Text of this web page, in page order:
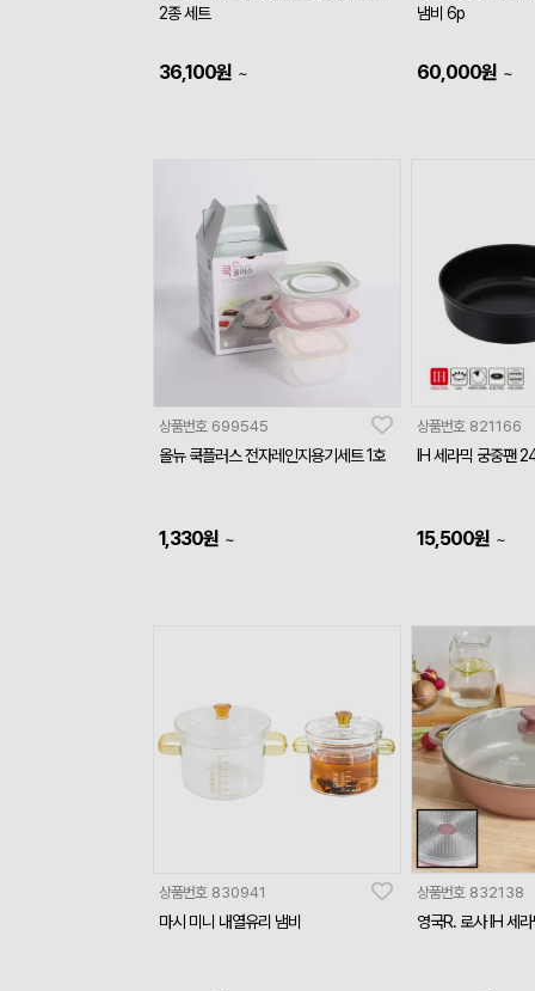
2종 세트
36,100원 ~
냄비 6p
60,000원 ~
상품번호 699545
올뉴 쿡플러스 전자레인지용기세트 1호
1,330원 ~
상품번호 821166
IH 세라믹 궁중팬
15,500원 ~
상품번호 830941
마시 미니 내열유리 냄비
상품번호 832138
영국R. 로사 IH 세